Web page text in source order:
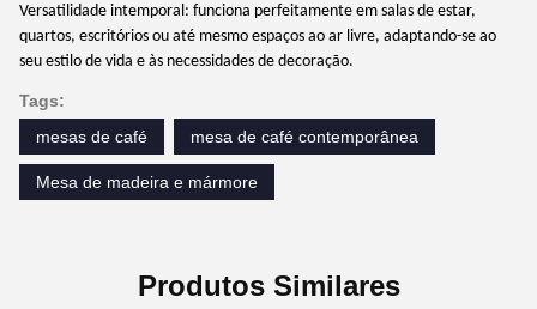
Versatilidade intemporal: funciona perfeitamente em salas de estar,
quartos, escritórios ou até mesmo espaços ao ar livre, adaptando-se ao
seu estilo de vida e às necessidades de decoração.
Tags:
mesas de café
mesa de café contemporânea
Mesa de madeira e mármore
Produtos Similares